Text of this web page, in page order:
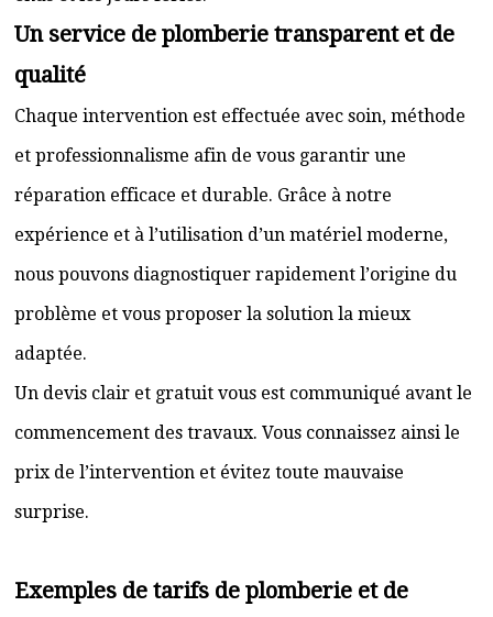
Un service de plomberie transparent et de
qualité
Chaque intervention est effectuée avec soin, méthode
et professionnalisme afin de vous garantir une
réparation efficace et durable. Grâce à notre
expérience et à l’utilisation d’un matériel moderne,
nous pouvons diagnostiquer rapidement l’origine du
problème et vous proposer la solution la mieux
adaptée.
Un devis clair et gratuit vous est communiqué avant le
commencement des travaux. Vous connaissez ainsi le
prix de l’intervention et évitez toute mauvaise
surprise.
Exemples de tarifs de plomberie et de